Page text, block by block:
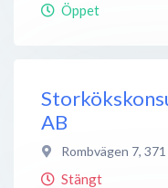
Öppet
AB
Rombvägen 7, 371
Stängt